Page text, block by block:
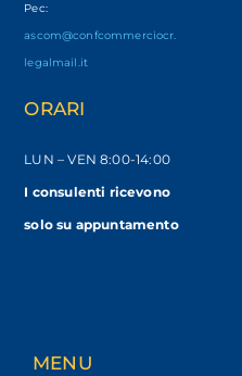
Pec:
ascom@confcommerciocr.
legalmail.it
ORARI
LUN – VEN8:00-14:00
I consulenti ricevono
solosu appuntamento
MENU